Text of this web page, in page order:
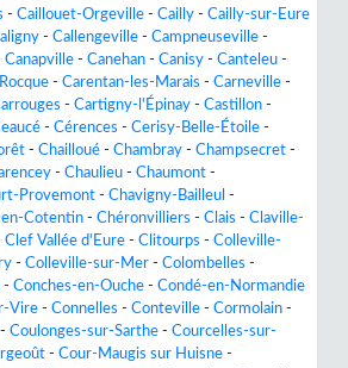
- Caillouet-Orgeville - Cailly - Cailly-sur-Eure
- Callengeville - Campneuseville -
Canapville - Canehan - Canisy - Canteleu -
- Carentan-les-Marais - Carneville -
- Cartigny-l'Épinay - Castillon -
- Cérences - Cerisy-Belle-Étoile -
- Chailloué - Chambray - Champsecret -
- Chaulieu - Chaumont -
Provemont - Chavigny-Bailleul -
Cotentin - Chéronvilliers - Clais - Claville-
Clef Vallée d'Eure - Clitourps - Colleville-
- Colleville-sur-Mer - Colombelles -
- Conches-en-Ouche - Condé-en-Normandie
Vire - Connelles - Conteville - Cormolain -
- Coulonges-sur-Sarthe - Courcelles-sur-
- Cour-Maugis sur Huisne -